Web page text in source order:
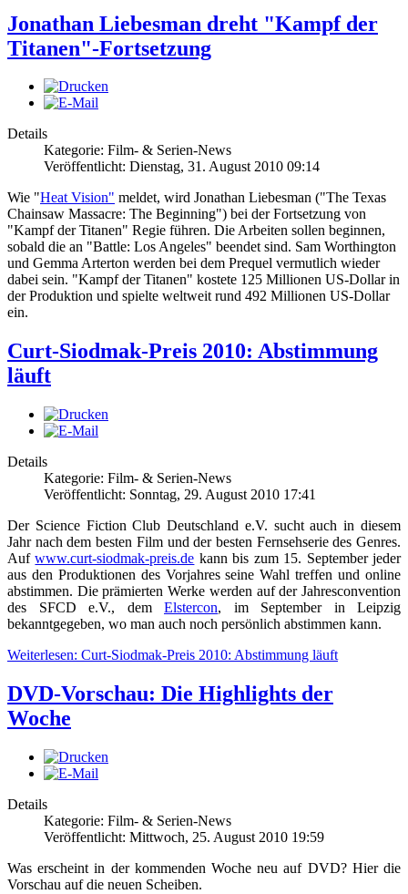
Jonathan Liebesman dreht "Kampf der
Titanen"-Fortsetzung
Details
Kategorie: Film- & Serien-News
Veröffentlicht: Dienstag, 31. August 2010 09:14
Wie "Heat Vision" meldet, wird Jonathan Liebesman ("The Texas
Chainsaw Massacre: The Beginning") bei der Fortsetzung von
"Kampf der Titanen" Regie führen. Die Arbeiten sollen beginnen,
sobald die an "Battle: Los Angeles" beendet sind. Sam Worthington
und Gemma Arterton werden bei dem Prequel vermutlich wieder
dabei sein. "Kampf der Titanen" kostete 125 Millionen US-Dollar in
der Produktion und spielte weltweit rund 492 Millionen US-Dollar
ein.
Curt-Siodmak-Preis 2010: Abstimmung
läuft
Details
Kategorie: Film- & Serien-News
Veröffentlicht: Sonntag, 29. August 2010 17:41
Der Science Fiction Club Deutschland e.V. sucht auch in diesem
Jahr nach dem besten Film und der besten Fernsehserie des Genres.
Aufwww.curt-siodmak-preis.de kann bis zum 15. September jeder
aus den Produktionen des Vorjahres seine Wahl treffen und online
abstimmen. Die prämierten Werke werden auf der Jahresconvention
des SFCD e.V., dem Elstercon, im September in Leipzig
bekanntgegeben, wo man auch noch persönlich abstimmen kann.
Weiterlesen: Curt-Siodmak-Preis 2010: Abstimmung läuft
DVD-Vorschau: Die Highlights der
Woche
Details
Kategorie: Film- & Serien-News
Veröffentlicht: Mittwoch, 25. August 2010 19:59
Was erscheint in der kommenden Woche neu auf DVD? Hier die
Vorschau auf die neuen Scheiben.